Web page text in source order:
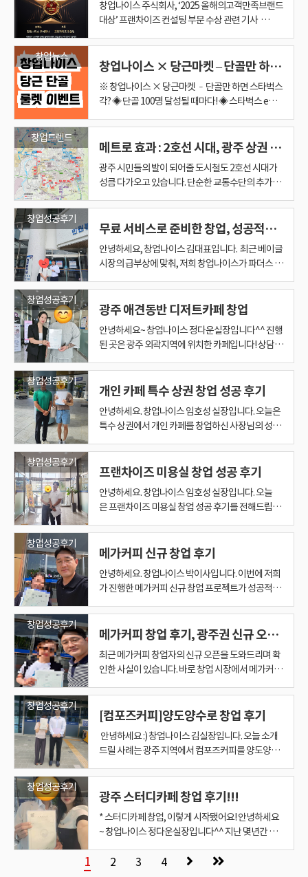
이 맞지 않으면 신중하게 보셔야 한다고 말씀드립니
다. 이번 투썸플레이스 창업 후기에서 배울 점은 무엇
일까? ​ 이번 사례의 핵심은 단순히 저가커피에서 투
썸플레이스로 브랜드를 바꿨다는 것이 아닙니다. ​ 시
장 흐름을 보고, 경쟁 구조를 보고, 자신의 운영 경험
을 바탕으로 방향을 다시 잡았다는 점입니다. ​ 저가커
경쟁 가능성을 고민했습니다. ​ 그 과정에서 투썸플레
이스라는 프리미엄 디저트 카페 브랜드를 보게 되었
의 상권과 매출 데이터를 확인할 수 있는 양도양수를
선택했습니다. ​ 이 흐름은 예비창업자분들에게도 중
요한 메시지를 줍니다. ​ 창업은 감으로 결정하면 안
건, 운영 가능성까지 함께 보고 결정해야 합니다. 투
썸플레이스 창업을 고민한다면 무엇부터 봐야 할까?
​ 투썸플레이스 창업을 고민하신다면 가장 먼저 브랜
만 실제 수익은 내가 들어가는 매장의 조건에서 결정
됩니다. ​ 상권은 어떤지, 기존 매출은 어떤지, 임대료
부담은 적정한지, 인건비 구조는 감당 가능한지, 권
리금은 회수 가능성이 있는지 봐야 합니다. ​ 특히 양
도양수 창업은 기존 매장의 장점과 단점을 정확히 파
악해야 합니다. ​ 좋아 보이는 매장일수록 더 꼼꼼히
리 조언 ​ 처음 창업을 준비하시는 분들도 막막하지
만, 이미 한 번 운영을 경험한 분들도 고민은 많습니
다. ​ 오히려 경험이 있기 때문에 더 현실적으로 보게
됩니다. ​ 이번 20대 여성 창업자분도 그랬습니다. ​ 저
가커피 시장의 빠른 확장을 보면서 장기적인 브랜드
라는 브랜드와 양도양수라는 방식을 함께 검토했습
니다. ​ 저 김대표는 이런 선택이 매우 현실적인 접근
이라고 봅니다. ​ 창업은 무조건 새로 시작하는 것만
고 들어가는 양도양수 창업도 좋은 선택지가 될 수 있
습니다. ​ 투썸플레이스 창업, 카페 양도양수 창업, 저
가커피에서 브랜드 전향 창업을 고민하고 계시다면
혼자 판단하지 않으셨으면 합니다. ​ 창업나이스에서
는 창업자의 상황에 맞는 브랜드와 매장 조건을 함께
검토해드립니다. ​ 좋아 보이는 창업이 아니라, 내가
아드리겠습니다. ​ ​ Q1. 투썸플레이스 창업은 신규 창
업과 양도양수 중 무엇이 더 좋나요? ​ 정답은 창업자
의 상황에 따라 다릅니다. 신규 창업은 처음부터 새롭
기존 상권과 매출 데이터를 확인하고 판단할 수 있다
는 장점이 있습니다. ​ Q2. 저가커피에서 투썸플레이
스로 전향하는 이유는 무엇인가요? ​ 저가커피 시장
의 경쟁이 빠르게 심화되면서 장기적인 브랜드 포지
션을 고민하는 창업자가 늘고 있습니다. 투썸플레이
스는 프리미엄 디저트 카페 이미지가 있어 다른 고객
층을 기대할 수 있습니다. ​ Q3. 양도양수 창업은 안전
한가요? ​ 무조건 안전하다고 볼 수는 없습니다. 기존
를 꼼꼼히 확인해야 합니다. 전문가 검토가 필요한 이
유도 여기에 있습니다. ​ Q4. 투썸플레이스 양도양수
창업 시 가장 먼저 봐야 할 것은 무엇인가요? ​ 가장 먼
저 기존 매장의 매출 흐름과 상권을 봐야 합니다. 그
제 확인해야 하는지, 어떤 결정을 어떤 기준으로 내
려야 하는지, 단계마다 명확했기 때문입니다. 현재,
오픈 이후 성업 중입니다 현재 창업자는 정상적으로
가고 있습니다. 무엇보다 만족스러운 점은 “오픈이
끝이 아니라 시작”이라는 말처럼, 시작부터 흔들리
지 않게 출발할 수 있었다는 부분입니다. 양도양수 창
가커피라도 어떤 매장을, 어떤 조건으로, 어떤 방식
으로 인수하느냐에 따라 운영의 안정감이 달라집니
다. 이번 사례는 창업자가 혼자 판단하기 어려운 구간
을, 창업나이스 박이사의 노하우로 하나씩 정리해가
며 안정적으로 창업을 완성한 케이스라고 볼 수 있습
니다. 메가커피 양도양수를 고민한다면 메가커피는
랜드보다 내 상황에 맞는 매장과 조건을 찾는 것, 그
리고 인수 과정이 안정적으로 진행되는 것입니다. 특
히 직장인 창업자라면 시간과 에너지가 제한적이기
업자는 창업나이스 박이사와 함께하면서 권리금의
적정성부터 인수 과정의 핵심 포인트까지 단계별로
정리했고, 그 결과 불필요한 리스크를 줄이며 안정적
으로 오픈까지 이어갈 수 있었습니다. 처음 시작할 때
가장 중요한 건 “용기”가 아니라 “검증”이고, 마지막
까지 중요한 건 “정보”가 아니라 “진행”입니다. 메가
커피 양도양수를 고민 중이라면, 경험 많은 전문가와
함께 차근차근 확인하고 결정하는 것이 가장 안전한
방법입니다.
계약해 드린 것이 아니라, 누군가의 인생 2막을 안전
하게 열어드렸다는 사실에 저희도 가슴이 뭉클했습
설팅, 아무에게나 맡기면 안 됩니다. ​ 메가커피는 기
존 매장을 인수하는 양도양수뿐만 아니라, 철저한 상
권 분석을 통해 저희가 직접 발굴하고 보유 중인 신규
입점 가능 상권에서의 오픈도 가능합니다. ​ 어떤 방식
을 선택하시든, 경험이 없으면 놓치기 쉬운 법적 문
제부터 운영 노하우까지 창업나이스는 완벽하게 커
하게 연락 주세요. ​ ​ ​ ✅ 창업나이스 보유 자격 • 계약
의 안전을 책임지는 [공인중개사] • 매출을 과학적
으로 예측하는 [상권분석지도사] • 운영의 안정을
돕는 [안심창업관리사] ​ 법적 보호부터 매출 분석, 운
영 관리까지. 모든 자격증을 보유한 전문가가 직접 케
6. 당신의 성공 창업, 지금 문의하세요 "저는 새 가게
를 차리고 싶은데요?" 물론입니다! ​ 양도양수뿐만 아
니라, 신규 입점을 희망하시는 분들을 위해 상권 분
험이 없어도, 나이가 많아도, 아는 것이 없어도 괜찮
습니다. ​ 여러분의 열정만 가져오세요. 나머지는 창업
https://link.inpock.co.kr/chnice ​
서는 "물질적인 후원도 중요하지만, 아이들에게 가
나이스의 이번 방문이 아이들과 직원들에게 큰 힘이
되었다고 전해주셨습니다. 뜻깊은 나눔 활동을 마친
후, 창업나이스 임직원들은 인근 장어 맛집으로 이동
해 단합의 시간을 가졌습니다. 따뜻한 마음을 나누느
라 분주했던 하루를 마무리하며, 영양 가득한 장어로
몸과 마음을 든든하게 채웠습니다. 함께 식사를 하며
오늘 보호소에서 느꼈던 뭉클한 감동을 나누고, 서로
에게 "수고했다"는 격려의 말을 아끼지 않았습니다.
게 지역 사회를 위해 뛰겠다는 의지로 이어졌습니다.
직원들의 활기찬 웃음소리가 가득했던 회식 자리처
럼, 앞으로도 즐거운 마음으로 나눔을 실천하겠습니
어졌듯, 창업나이스는 지역 사회 곳곳에 온기를 전하
는 일을 멈추지 않을 것입니다. 어르신들부터 아이들
에 이르기까지, 세대와 계층을 아우르는 폭넓고 진정
고자 합니다. 창업나이스는 앞으로도 보여주기식의
일회성 행사가 아닌, 지속 가능한 나눔 문화를 정착
시켜 지역 사회와 함께 호흡하고 성장하는 기업이 되
겠습니다. 우리가 심은 나눔의 씨앗이 지역 사회 곳곳
에서 아름다운 열매를 맺을 때까지 노력하겠습니다.
세상의 모든 아이들이 사랑받으며 구김살 없이 자라
밝히는 환한 등불이 될 수 있도록 창업나이스가 늘 곁
에서 함께하겠습니다. 감사합니다.
마무리된 기분 좋은 계약! 두 분 사장님 모두 밝고 좋
은 성격 덕분에 진행하는 동안 즐겁게 함께 할 수 있
었어요. 특히 **신뢰를 바탕으로 항상 꼼꼼하게 서포
저희의 인연은 계약서에 도장을 찍는 것으로 끝이 아
닙니다. 새로운 요아정 사장님 부부가 안정적으로 정
착하실 때까지, 그리고 첫 사업을 성공적으로 이끌
든하게 도와드리겠습니다! 고객님의 소중한 자본과
시간을 지키는 성공창업의 든든한 파트너로서 첫 시
작을 준비하시는 모든 분들이 걱정없이 행복하게 사
업을 시작할 수 있도록 끝까지 함께하겠습니다. 광
주/전라 지역 요아정 등 핫한 프랜차이즈 양도양수는
믿고 맡겨주세요! 창업나이스 김나연 부장에게 문의
하시면, 꼼꼼함과 친절함으로 끝까지 함께하겠습니
다. 김나연 부장의 더 많은 '프리미엄 매물' 정보가 궁
광주/전라 지역의 **수익성 좋은 프랜차이즈 양도양
수 매물**들이 준비되어 있습니다 홈페이지나 블로
그에 공개하지 못하는 **경쟁력 높은 '비공개 특급
다. **광주 지역 프랜차이즈 창업을 고민하신다면,
가장 먼저 김나연 부장에게 문의하세요!** * ▼▼창
업나이스 김부장 블로그에서 더 많은 매물보기▼▼
https://blog.naver.com/hm0242bh
다! 정다운 실장의 마음 순수하면서도 성실한 우리
사장님, 설레는 마음으로 하나하나 준비하는 모습을
상 진심으로 일합니다. 단순한 계약이 아니라, 수많
은 경험을 바탕으로 매칭해 드린 곳에서 "다들 만족
해하며 잘 하고 계시는 모습" 그거 하나 볼 때가 창업
전문가로서 가장 큰 자랑거리이자 보람이거든요. 우
리 청년 사장님! 앞으로 대박 길만 걸으시길 진심으
로 응원합니다! 광주/전남 창업은 정다운 실장과 함
업 / 프랜차이즈 양도양수 / 신규입점 전남 광주 어디
든! 여러분의 상황과 예산에 맞춰 거품은 빼고, 알짜
배기 좋은 곳으로만 확실하게 찾아드립니다. 실패 없
스 정다운 실장을 찾아주세요! 양도양수, 신규창업
관련해서 아래 포스팅으로 들어오시면 자세한 정보
를 알수 있어요!
https://blog.naver.com/haci0305
습니다. ◆ 고객님의 한마디 후기 “카페 창업은 생각
만 하고 있었지, 어디 가서 어떻게 물어보고 시작해
야 할지도 몰랐어요. 그런데 창업나이스에서 딱 맞는
습니다. 준비된 매장을 인수하니 시행착오도 줄고 훨
씬 수월하게 시작할 수 있었어요.” ◆ 메가커피, 왜 선
택했을까? 메가커피는 국민 프랜차이즈 카페 브랜드
✔ 가성비와 트렌디함을 모두 갖춘 메뉴 구성, ✔ 초
보 점주도 쉽게 운영 가능한 표준화된 매뉴얼, ✔ 꾸
준한 본사 프로모션까지 창업 초기에 마케팅과 운영
노하우가 부족한 분들에게 특히 추천되는 브랜드입
니다. ◆ 창업나이스의 제안은 다릅니다 창업나이스
는 단순히 매출만 보고 추천하지 않습니다. ✔ 고객님
의 거리 ✔ 추후 리스크까지 다각도로 분석하고 그에
꼭 맞는 실제 운영 중인 매장을 제안드립니다. 그 결
과, 이번 사례처럼 신규 창업보다 훨씬 더 안정적인
즈 창업을 고민하신다면 이번 사례는 광주 메가커피
매장 인수 사례이지만, 전남(목포, 나주, 화순, 담양,
여수, 순천, 광양)과 전북(전주, 군산, 익산) 등 다양한
지역에서도 양도양수 방식의 창업은 꾸준히 선택되
고 있습니다. 특히 ☞ 실매장 기반 창업 ☞ 시설·상권
검증 완료 ☞ 초기 마케팅 부담↓ ☞ 빠른 수익 구조
안착 이런 장점 덕분에 예비 창업자들 사이에서 가장
현실적인 창업 방식으로 주목받고 있습니다. ◆ 사업
나이스 ◆ 당신의 시작도, 창업나이스와 함께 이 글
을 보고 계신 분도 “언젠가는 나도 내 카페 하나 하고
싶다”는 생각을 한 번쯤 해보셨을지 모릅니다. 그 시
게 편하게 문의주세요. ✔ 광주 메가커피 창업 ✔ 광주
메가커피 양도양수 ✔ 전라권 프랜차이즈 카페 인수
✔ 실매장 기반 창업 컨설팅 가장 현실적이고 안정적
그에서 더 많은 창업사례 확인하기 [창업나이스 김실
장 블로그] https://blog.naver.com/sharpts0777
연 **'저가 커피'**입니다. ​ 하지만, 현실은 생각보다
냉혹합니다. ​ 동네 골목 어귀마다 메가커피, 컴포즈
커피 같은 대형 브랜드가 이미 자리를 꽉 잡고 있으니
는 예산이었습니다. 이 예비 사장님의 창업 자금은 1
억 원도 채 되지 않는 상황이었거든요. ​ 이 예산으로
는 주요 메이저 브랜드를 하기엔 턱없이 부족하고, ​
그렇다고 이름 없는 어중간한 신규 브랜드를 시작하
기엔 폐업의 리스크가 너무 컸습니다. ​ 이도 저도 못
내린 결론은 딱 하나였습니다. ​ "어설픈 신규 창업보
다는, 이미 검증된 브랜드를 싸게 가져옵시다!" ​ 해답
은 '알짜배기 양도양수' 마침 개인 사정으로 인해 급
다. ​ 당시 예산과 상황을 고려했을 때, 이 매장을 인수
하는 것이 가장 현명하고 안전한 방법이었죠. ​ 물론
큰 결정인 만큼 부모님과의 상의도 필요했습니다. ​ 최
종 결정을 앞두고 부모님과 함께 다시 방문해 주셨는
데요. ​ 저를 직접 만나보신 부모님께서 "직접 설명을
들으니 신뢰가 간다"며 흔쾌히 믿고 맡겨주셨습니
할 수 있었죠. ​ ​ 단순히 "매장이 싸게 나와서" 추천드
린 게 절대 아닙니다. ​ 예비 사장님이 평생 모은 돈일
수도, 부모님의 소중한 노후 자금일 수도 있잖아요. ​
수익 구조 정밀 분석 ​ ✔ 향후 상권 변화 예측 ​ ✔ 투자
비 회수 가능성 검증 ​ 이 모든 과정을 거쳐 '확신'이 섰
기에 제안드릴 수 있었습니다. ​ 처음엔 예비 사장님도
고개를 갸웃하셨어요. ​ "던킨? 너무 오래된 브랜드 아
닌가요?" ​ 하지만 창업 전문가의 눈은 다릅니다. 오래
되었다는 건, 그만큼 '검증되었다'는 뜻이거든요. ​ 특
히 사회 경험이 적은 20대 초보 사장님에게 던킨도너
츠는 정말 든든한 방패가 되어줍니다. ​ 치열한 커피
보할 수 있으니까요. ​ 초보 창업자에게 딱 맞았던 3가
지 이유 제가 이 매장을 강력하게 추천해 드린 이유는
명확합니다. ​ ① "빵 굽는 기술? 몰라도 됩니다" ​ 일반
기술자 구하기가 하늘의 별 따기죠. ​ 하지만 던킨은
다릅니다. 대부분 완제품이나 반제품으로 들어옵니
다. ​ 매장에서는 해동하고, 예쁘게 진열만 하면 끝! ​ 초
니다. ​ ② 인건비 다이어트가 가능합니다 ​ 전문 기술
자가 필요 없으니, 인건비 부담이 확 줄어듭니다. ​ 점
주님이 직접 운영하면서 파트타임 알바생 몇 명이면
충분하죠. ​ "내 인건비는 내가 챙긴다"는 의뢰인의 목
표에 딱 맞는 구조였습니다. ​ ③ 커피와 샌드위치로
'매출 쌍끌이' ​ 요즘 던킨은 단순한 도넛 가게가 아닙
커피 매출이 쑥쑥 오르고 있어요. ​ 게다가 아침엔 '핫
샌드위치'를 찾는 직장인 수요 덕분에 오전 매출까지
꽉 잡고 있답니다. ​ 성공적인 창업을 위한 조언 던킨
도너츠 창업이라고 해서 누구에게나 무조건 좋은 것
은 아닙니다. ​ 맞는 상권이 있는 것이고, 그에 맞는 성
즈(Needs)에 따라 선택해야 할 브랜드와 업종, 매장
은 얼마든지 달라질 수 있다는 점, 꼭 기억해 주세요. ​
이번 주인공처럼, 어중간한 신규 창업 대신 철저히
한 선택이 될 수 있습니다. ​ ​ 마무리 하며 기념사진 ​ 매
해도 “프랜차이즈 창업이 궁금하다”는 수준의 막연
어떤 브랜드가 안정적인지 ☞ 초기 투자금은 어느 정
도가 적당한지 ☞ 내가 직접 운영할지, 직원 운영으
로 갈지 그 어떤 것도 정해지지 않은 상태에서 완전히
백지에서 시작한 상담이었기에 저 역시 고객님의 라
이프스타일, 투자 성향, 현실적인 여건까지 하나하나
함께 검토하며 방향을 잡아갔습니다. ■ 투자, 수익,
하게 본 기준은 세 가지였습니다 ① 초기 투자금액
대비 안정성 ② 운영 구조의 효율성 (오토 or 직접 참
여 여부) ③ 거주지와의 거리 – 일상과 병행 가능한
위치인지 수많은 매물 중에서 이 세 가지를 모두 충족
시킨 매장이 바로 컴포즈커피 양도양수 매장이었습
적으로 약 3,000개 이상 매장을 운영 중인 실속형 프
랜차이즈 카페 브랜드입니다. ☞ 창업 비용이 타 브
랜드 대비 합리적이며 ☞ 메뉴 구성, 음료 품질, 고객
높아 초보 창업자나 부업 투자자에게도 부담이 적은
편입니다. 또한, 이번 매장은 · 안정된 상권 · 직원 운
영 구조가 이미 마련된 상태 · 시설상태 우수 라는 조
건까지 갖추고 있어 고객님 입장에서도 “더 이상 고
민할 이유가 없다”고 느끼셨죠. ■ 현장 미팅 후, 빠른
결정 현장 미팅 이후 고객님은 매장 상태, 상권 유입
을 결정하셨습니다. “이만한 조건에 이 정도 투자금
이면, 투자든 부업이든 안 해볼 이유가 없겠더라고
요.” ■ 사장님의 후기 한마디 “창업을 한다는 게 부
인수하니 부담이 확 줄었어요. 상담을 0부터 시작했
지만 김실장님이 방향을 잘 잡아주셔서 결정까지 빠
르게, 후회 없이 진행할 수 있었습니다.” ■ 창업나이
스의 역할은 ‘방향을 잡아주는 일’ 이번 고객님처럼
아직 구체적인 브랜드나 업종을 정하지 못하셨더라
도 괜찮습니다. [창업나이스]에서는 · 투자금 규모 ·
운영 가능 시간 · 거주지 거리 · 직접 운영 vs 오토 운
영 이 모든 요소를 종합적으로 고려해 현실적인 방향
건, “매출이 잘 나온다”는 말보다 “고객님에게 잘 맞
는 매장이냐”는 관점에서 시작하는 것입니다. ■ 전
라권에서도 실매장 인수 문의 많습니다 현재 광주를
라권 지역에서도 프랜차이즈카페 양도양수 문의가
활발히 이어지고 있습니다. · 상권 검증 · 초기 투자
비용 절감 · 빠른 수익 구조 정착 이 세 가지를 중요하
인 대안이 될 수 있습니다. ☎ 상담은 편하게, 시작은
신중하게! 창업은 빠르게 결정하는 게 아니라 현실에
맞게 준비하고, 내 상황에 맞는 구조를 만드는 일입
니다. 상담은 언제든 부담 없이 문의주세요. ‘지금이
아니면 안 된다’가 아니라 ‘지금이라서 더 안정적으
로 시작할 수 있다’는 방향을 함께 찾아드리겠습니
창업 ▶ 실매장 인수 컨설팅 모두 [창업나이스 김실
장]에게 문의주세요 :-) ↓↓ 진심을 다하는 김실장
블로그 둘러보기 ↓↓
https://blog.naver.com/sharpts0777
분이었습니다. 직장생활부터 자영업까지 다양한 길
을 걸어오셨지만 언제나 마음 한 켠엔 '내가 직접 운
영하는, 내가 주인이 되는 공간을 만들어보고 싶
운영해본 경험이 있으셨기에 프랜차이즈 카페의 장
점과 단점, 그리고 창업의 리스크에 대해서 누구보다
현실적으로 판단하셨습니다. ■ 당일 계약까지 이끌
걸음을 멈추게 한 곳이 바로 더벤티 광주OO점이었
습니다. ✔ 깔끔한 매장 컨디션 ✔ 안정적인 상권 유입
✔ 직원 운영 시스템 정착 ✔ 무엇보다 초기 투자비 부
담이 적은 양도양수 매물 현장 미팅 당일, 매장 상태
와 운영 구조, 입지를 직접 확인하신 후 망설임 없이
계약을 결정하셨습니다. “사실 고민은 오래했지만,
어요.” ✅ 양도양수, 왜 만족도가 높을 수밖에 없었을
까? 사장님이 강조하신 부분은 명확했습니다. “양도
양수는 검증된 매장을 인수하는 거잖아요. 매출 흐
름, 고객 반응, 운영 흐름까지 이미 다 확인된 상태니
까 불확실성이 훨씬 적었어요.” 게다가, 신규 창업에
있고 상권도 자리 잡은 상태라 초기 투자 대비 운영
안정성이 높다는 점이 결정적인 선택 요인이었다고
말씀하셨습니다. ■ 광주 및 전라권 프랜차이즈카페,
과 리스크가 높은 시대에 양도양수는 현실적인 창업
전략으로 주목받고 있습니다. 광주를 비롯해 ✅ 나주,
목포, 화순, 담양, 여수, 순천, 광양 등 전라권 주요 지
역에서도 실매장 인수로 창업을 시작하는 분들이 점
점 많아지고 있죠. 양도양수의 장점은 ✔ 상권 검증 ✔
운영 시스템 확보 ✔ 초기 리스크 최소화 이 3박자가
“오랜 시간 고민했던 카페 창업을 이렇게 부담 없이
시작할 수 있을 줄은 몰랐어요. 정말 잘한 선택이었어
요.” ■ 나에게 맞는 창업 방식, 함께 고민해드립니다
모하지 않으려면, 현실적 조건에 맞는 방향을 찾는
일부터 시작해야 합니다. [창업나이스]는 ✔ 예산 ✔
지역 ✔ 브랜드 ✔ 운영 성향 모든 조건을 반영해 실행
가능한 창업 방법을 함께 고민하고 제안해드립니다.
광주 더벤티 창업, 광주 더벤티 양도양수, 전라권 프
랜차이즈카페 실매장 인수에 대해 궁금한 점이 있으
시면 언제든지 편하게 문의주세요. 신뢰로 시작해,
결과로 증명하겠습니다. – 창업나이스 김실장 -
창업나이스 주식회사, ‘2025 올해의고객만족브랜드
대상’ 프랜차이즈 컨설팅 부문 수상 관련 기사
l?idxno=842492 고객 여러분께 깊은 감사의 마음을
담아 기쁜 소식을 전합니다. 저희 창업나이스 주식회
힘입어, 대한민국 최고의 브랜드를 선정하는 '2025
올해의 고객만족브랜드대상'에서 <프랜차이즈 컨설
팅 부문> 대상을 수상하는 영예를 안았습니다. '올해
성장 가치와 서비스 만족도를 평가하고, 엄격하고 공
정한 심사 과정을 통해 각 부문 최고의 브랜드를 선정
하는 권위 있는 시상입니다. 수많은 브랜드가 경쟁하
다는 것은, 창업의 길에 나선 고객 한 분 한 분의 성공
을 위해 헌신해 온 저희 창업나이스의 진심과 전문성
을 공식적으로 인정받았다는 점에서 매우 뜻깊은 결
과입니다. 창업나이스는 '고객 만족'을 넘어 '고객 성
공'을 목표로 합니다. 저희는 단순히 유망한 브랜드
를 중개하는 역할을 넘어, 예비 창업자 개개인의 상
성공 확률이 높은 '최적의 길'을 함께 찾아가는 동반
자가 되고자 노력해왔습니다. 이를 위해 방대한 빅데
이터에 기반한 상권 분석, 급변하는 시장 트렌드 예
측, 각 프랜차이즈 본사의 재무 건전성과 비전까지
다각도로 검토하는 체계적인 컨설팅 시스템을 구축
아닌, 오직 '고객의 성공적인 창업과 안정적인 성
장'이라는 본질에 집중해 온 저희의 경영 철학이 고
객 여러분께 진심으로 가닿았다는 증거라고 생각합
미소와 성공이라는 값진 결실로 돌아와, 이제는 '고
객만족브랜드대상'이라는 영광스러운 이름으로 빛
나게 되었습니다. 최고의 자리에 만족하지 않고, 언
제나 최고의 선택을 약속하겠습니다. 이번 수상에 자
만하지 않고 더 큰 책임감을 느끼며, 대한민국 프랜
차이즈 컨설팅 시장의 새로운 표준을 만들어 나가는
왔듯, 앞으로도 눈앞의 이익이 아닌 고객과의 장기적
인 신뢰 관계를 최우선 가치로 삼겠습니다. 더욱 투명
하고 정확한 정보, 더욱 깊이 있는 분석과 진심 어린
든든하고 신뢰할 수 있는 파트너가 될 것을 약속드립
니다. 이 모든 영광을 저희 창업나이스를 믿고 선택해
주신 모든 고객 여러분께 돌립니다. 여러분의 성공 스
토리가 곧 창업나이스의 역사입니다. 다시 한번 진심
으로 감사드립니다.
창업뉴스
창업나이스 × 당근마켓 – 단골만 하면 스타벅스 각?
※ 창업나이스 × 당근마켓 – 단골만 하면 스타벅스
각? ◈ 단골 100명 달성될 때마다! ◈ 스타벅스 e카
단골 등록하기 ② 소식 게시물 ♡꾹~누르기 ◈ 자동
으로 룰렛 이벤트 참여 완료 ♣ 이벤트 포인트 ◈
록하면 개꿀 ♣혜택 ◈ 스타벅스 커피 1만원권 (총
10명) ◈ 200명 → 또 10명, 300명 → 또 10명… 기
회 무한 반복! ☞ 지금 바로 단골 등록하고, 커피 기회
정하게 추첨되는 룰렛 영상을 공개할 예정입니다. ◈
다 같이 보면서 당첨자 확인해요! 당근 바로가기 링
크 > 단골 맺기 클릭!!
https://www.daangn.com/kr/local-
profile/hd2ubyjoz4ot/
창업트렌드
메트로 효과 : 2호선 시대, 광주 상권 지도의 대격변을 전망하다
광주 시민들의 발이 되어줄 도시철도 2호선 시대가
성큼 다가오고 있습니다. 단순한 교통수단의 추가를
는 광주의 상업 지도를 뿌리부터 뒤흔들 '게임 체인
저'가 될 것입니다. 과연 어떤 상권이 새로운 시대의
서는 현재 광주 상권의 지형을 진단하고, 도시철도 2
호선이라는 거대한 변수가 각 상권에 미칠 영향을 심
층적으로 분석하여 미래의 상업 지도를 예측해보고
는 부도심들의 이야기 미래를 예측하기 위해선 현재
를 알아야 합니다. ​ 지금 광주의 상권은 전통의 구도
심과 현대적 신도심이라는 두 개의 축을 중심으로,
극화되는 양상을 보이고 있습니다. 1.1 저무는 영광,
구도심의 상징: 충장로와 금남로한때 '시내 나간
다'는 말과 동의어였던 충장로와 금남로. 광주를 넘
어 호남 최대 상권의 위용을 자랑했지만,지금은 그
영광이 무색할 정도로 심각한 침체를 겪고 있습니다.
2024년 3분기 기준 중대형 상가 공실률이 24.97%
벅스마저 문을 닫으며 현실을 여실히 보여주었습니
다. ​물론 사업체 수는 여전히 광주에서 가장 많지만,
평균 매출액은 상무지구에 1위 자리를 내주었고,금
남로 상권의 사업체 수는 지난 7년간 17%나 감소하
며 첨단지구에도 밀리는 신세가 되었습니다. 최근
이 다소 줄어드는 긍정적 신호도 있었지만,거대한 하
락의 물결을 되돌리기엔 역부족인 모습입니다. 이러
한 쇠퇴의 근본 원인은 '구조적 불일치'에 있습니다.
의 구조는, 자가용으로 이동해 한곳에서 쇼핑, 식사,
여가를 모두 해결하려는 현대 소비자들의 니즈를 충
족시키지 못했습니다. 넓은 주차장과 복합 기능을 갖
춘 수완지구나 상무지구로 소비자의 발길이 향한 것
은 어쩌면 당연한 결과였습니다. ​ 1.2 기로에 선 기존
강자: 상무지구 광주광역시청을 품고 있는 상무지구
지입니다. 사업체당 평균 매출액이 광주에서 가장 높
을 정도로 막강한 경제력을 자랑하며, 고급 식당가와
유흥 시설을 중심으로 구매력 높은 직장인과 중장년
년을 훌쩍 넘긴 상무지구 역시 '정체'와 '노후화'라는
도전에 직면했습니다. 특히 트렌드에 민감한 2030
젊은 층이 첨단지구나 수완지구로 발길을 돌리면서
'광주의 중심이 첨단으로 넘어갔다'는 말까지 나오고
있습니다. 실제로 중대형 상가는 물론 소규모 상가에
서도 높은 공실률이 나타나는 등, 과거의 활력을 잃
어가고 있다는 신호가 곳곳에서 감지됩니다. 새로운
창업성공후기
무료 서비스로 준비한 창업, 성공적인 신규창업 후기 ft : FATHER’S BAGEL
안녕하세요, 창업나이스 김대표입니다. ​ 최근 베이글
시장의 급부상에 맞춰, 저희 창업나이스가 파더스 베
희의 상권 분석 및 입지 선정 노하우를 바탕으로, 성
공적인 창업을 준비하는 모든 분들께 저희의 서비스
다. ​ 성공적인 창업, 상권 분석에서 시작됩니다 많은
분들이 창업을 꿈꾸지만, 복잡한 시장 상황과 수많은
브랜드 속에서 어디서부터 시작해야 할지 막막해 하
의 쓴맛을 보기도 쉽죠. 저희 창업나이스는 이처럼 중
요한 첫걸음을 떼는 데 있어 가장 든든한 파트너가 되
어 드리고 있습니다. ​ 저희의 탁월한 상권 분석은 단
구, 연령별/소비 성향별 고객층, 주변 경쟁 환경은 물
론이고, 잠재적인 성장 가능성까지 종합적으로 분석
하여 브랜드의 성공 가능성을 높이는 최적의 입지를
찾아내고 있습니다. 그리고 이 모든 상권 분석 의뢰는
언제나 무료로 제공됩니다. ​ 초보 창업자를 위한 '든
든한 동행' 서비스 성공적인 창업은 좋은 입지를 찾
터 까다로운 행정 절차까지, 수많은 난관들이 예비
창업자들을 기다리고 있습니다. 특히 창업이 처음이
신 분들에게는 이 모든 과정이 큰 부담으로 다가올 수
있죠. ​ 저희 창업나이스는 이 모든 과정을 창업자와
동행하며 돕고 있습니다. 수많은 브랜드 오픈 경험을
막고 행정적인 서류 준비를 꼼꼼하게 지원합니다. 덕
분에 창업자분들은 복잡한 서류 작업에 시간을 낭비
하지 않고, 오직 매장 운영과 성공에만 집중할 수 있
희 창업나이스는 창업의 전 과정을 더욱 효율적으로
만들어 드리기 위해 노력합니다. 저희와 협업 중인 등
록된 공인중개사를 통해 임대차계약서 작성까지 원
스톱으로 진행해 드립니다. 상권 분석부터 임대 계약
까지 모든 절차를 한 곳에서 처리함으로써 불필요한
시간과 비용을 절약하고, 더욱 완벽한 조건에서 창업
의 상권 분석을 통해 입지를 결정한 파더스베이글 상
무점은 오는 10월에 오픈 예정입니다. 저희도 오픈
날이 손꼽아 기다려질 만큼, 그곳에서 판매될 맛있는
감사합니다. ​ "안녕하세요, 창업나이스 김대표입니
다. 새로운 시작을 알리는 마음으로 인스타그램을 개
창업성공후기
광주 애견동반 디저트카페 창업
안녕하세요~ 창업나이스 정다운실장입니다^^ 진행
된 곳은 광주 외곽지역에 위치한 카페입니다! 상담과
련 카페 창업에 관심을 가지고 계셨던 분이셨습니다.
그동안 좋은 자리를 찾지 못해 아쉬움이 많으셨는데,
상담 후 긍정적으로 진행하게 되었습니다. 특히 넓은
잔디마당이 매력적인 공간으로, 아이들과 반려견이
마음껏 뛰어놀 수 있어 방문 고객 만족도가 높을 수밖
차별화된 장점과, 운영만 잘 이어가신다면 앞으로 더
크게 성장할 수 있는 가능성이 충분합니다. 현재도 운
영은 안정적으로 이루어지고, 고객 반응도 긍정적입
더해진다면, 반려인들이 찾는 광주의 대표 애견카페
로 자리 잡을 것이라 생각합니다. 무엇보다 이번 고객
님은 강아지를 진심으로 사랑하는 마음이 남다르셨
습니다. 평소에도 좋은 일들을 많이 실천해 오신 분들
이라, 창업을 통해 더 많은 사람들과 따뜻한 에너지
를 나누실 수 있으리라 확신이 들었습니다. 저 역시
실하게 도와드릴 수 있었습니다. 저는 언제나 창업을
단순히 ‘사업’이 아니라 사람의 삶과 꿈을 이어주는
과정이라 생각합니다. 특히 이번처럼 진심 어린 마음
을 가진 분들이 카페를 운영하게 될 때, 단순한 매장
이 아니라 반려견과 사람이 함께 행복할 수 있는 공간
도전을 시작하신 고객님의 앞날에 행운이 가득하길
기원합니다. 그리고 저 역시 창업 과정을 함께한 사람
으로서, 앞으로도 든든한 조력자가 되겠습니다. 광주
카페, 음식점 창업 및 양도양수를 고민하고 계시다면
언제든 상담 가능합니다. 창업의 시작부터 안정적인
운영까지, 발품 팔아가며 직접 확인한 좋은 자리만
소개해드립니다. 창업 관련 문의는 정다운 실장에게
편하게 연락 주시면 됩니다. 여러분의 성공 창업을 진
심으로 응원하겠습니다. 양도양수, 신규창업 관련해
서 아래 포스팅으로 들어오시면 자세한 정보를 알수
창업성공후기
개인 카페 특수 상권 창업 성공 후기
안녕하세요. 창업나이스 임호성 실장입니다. 오늘은
특수 상권에서 개인 카페를 창업하신 사장님의 성공
이번에 함께한 사장님은 “대형 프랜차이즈보다는 나
만의 색깔을 담은 카페를 운영하고 싶다”는 뚜렷한
랜드 인지도라는 ‘간판 효과’가 부족하기 때문에 상
권 분석과 운영 콘셉트의 명확화가 무엇보다 중요한
과제였습니다. 2. 특수 상권의 특징과 준비 과정 하지
서 흔히 말하는 메인 로드(큰길가) 상권이 아닌, 특정
목적을 가진 고객이 모이는 특수 상권을 선택하셨습
니다. 체류 시간이 긴 고객층이 확보되는 입지 사람
특수 상권 카페의 핵심은 "고객이 머물 이유를 제공
하는 것"입니다. 사장님과 함께 이를 반영해 다음과
같은 전략을 세웠습니다. 편안한 좌석 배치: 편안한
체류 시간을 위해 편안한 좌석을 배치 시그니처 메뉴
개발: 객단가 상승과 서비스를 위해‘수제차’와 ‘다양
한 디저트’ 추가 재방문 유도 장치: 스탬프 적립 시스
행정 절차는 철저히 준비해야 합니다. 저는 사장님과
함께 다음 과정을 동행했습니다. 건축물 용도 확인 :
근린생활시설 여부 및 위법 건축물 여부 확인 식품위
생영업 신고 : 관할 보건소 신고 및 위생교육 일정 안
내 사업자 등록 : 오픈 준비 일정과 맞춰 절차 신속 처
도 차질 없이 맞출 수 있었습니다. 5. 성공 요인 정리
이번 개인 카페 창업의 성공 포인트를 정리하면 다음
과 같습니다. 특수 상권의 특성 파악 : 단순 유동 인구
콘셉트 : 다양한 디저트와 수제차를 준비 행정 절차와
창업성공후기
프랜차이즈 미용실 창업 성공 후기
안녕하세요. 창업나이스 임호성 실장입니다. 오늘
은 프랜차이즈 미용실 창업 성공 후기를 전해드립니
경영과 시스템은 체계적인 브랜드의 힘을 빌리고 싶
다”는 매우 현실적인 목표를 갖고 계셨습니다. 이미
셨고, 상권 데이터까지 꼼꼼히 분석하시며 철저하게
준비하셨습니다. 사장님은 상권을 결코 가볍게 보지
않으셨습니다. 무려 일주일 이상 현장 방문과 임장을
생활 인구가 균형을 이루는 주거 상권의 핵심 위치를
선택하셨습니다. 또한 주변 학원가, 대단지 아파트,
피트니스센터 등 고객 동선까지 세밀하게 체크하여
능한 최적의 자리를 확정할 수 있었습니다. 창업 과정
에서는 필수적인 행정 절차와 인허가도 꼼꼼히 진행
했습니다. 건축물 용도 확인: 실제 등기부와 건축물
대장을 확인해 위법건축물 등재 여부 확인과 해소를
도와드렸습니다. 공중위생영업 신고 & 위생교육: 관
할 보건소 절차 및 교육 이수 일정 안내를 도와 드리
자등록: 개점 준비와 동시에 행정 절차를 원활히 마무
리했습니다. 저는 오픈까지 전 과정을 동행하며, “함
께, 끝까지”라는 원칙으로 사장님과 함께했습니다.
그 과정에서 느낀 점은 사장님의 결단력과 실행력이
었고, 저를 믿고 전 과정을 맡겨주셨기에 성공적인
창업을 만들어낼 수 있었습니다. 앞으로도 언제든 편
창업성공후기
메가커피 신규 창업 후기
안녕하세요. 창업나이스 박이사입니다. 이번에 저희
가 진행한 메가커피 신규 창업 프로젝트가 성공적으
입지 선정 창업의 성패는 결국 입지에서 갈린다고 생
각합니다. 저희 창업나이스에서는 유동 인구, 배후
꼼히 분석했습니다. 그 결과, 출근길·점심시간·저녁
시간대에 꾸준한 유동객이 확보되는 지역을 선점했
고, 상권 구조상 안정적인 매출을 기대할 수 있는 입
피 본사의 브랜드 파워와 지원 시스템은 큰 장점이었
습니다. 인테리어, 교육, 초도 물류까지 빠짐없이 체
크하면서 실제 운영 단계에서 리스크를 최소화했습
원 동선과 운영 효율성까지 검증했습니다. 3. 오픈 첫
날 성과 드디어 오픈! 첫날부터 예상보다 많은 고객
이 방문해 주셨고, 매출 또한 초기 예상치를 상회했
습니다. 특히 브랜드 인지도가 높아 처음 방문 고객도
안심하고 주문하는 모습이 인상적이었습니다. 4. 창
업 파트너로서의 뿌듯함 저희 창업나이스는 단순히
점포를 연결하는 데서 멈추지 않고, **“입지 분석 →
창업성공후기
메가커피 창업 후기, 광주권 신규 오픈 상권 확보 중!
최근 메가커피 창업자의 신규 오픈을 도와드리며 확
인한 사실이 있습니다. 바로 창업 시장에서 메가커피
적인 가격, 대용량 메뉴, 안정적인 브랜드 파워 덕분
에 예비 창업자들의 문의가 늘고 있으며, 특히 광주
전히 메가커피 신규 오픈이 가능한 핵심 상권이 남아
있습니다. 유동인구와 소비 패턴이 검증된 자리로,
시간이 지날수록 경쟁으로 기회가 줄어들 수밖에 없
다. ✅ 전문가의 도움이 필요한 이유 상권 분석: 고객
층·방문 패턴·경쟁 브랜드까지 종합 검토 입지 선별:
브랜드 시너지 극대화할 자리 선정 운영 지원: 인테리
면 시행착오를 줄이고 안전하게 창업을 시작할 수 있
창업성공후기
[컴포즈커피]양도양수로 창업 후기
안녕하세요 :) 창업나이스 김실장입니다. 오늘 소개
드릴 사례는 광주 지역에서 컴포즈커피를 양도양수
다. 자녀 교육과 가족 일상에 집중하면서도 자기만의
매장을 운영하고 싶다는 마음으로 시작된 이번 창업
다. ▶30대 여성 고객님의 창업 시작점 처음부터 창
업을 염두에 두고 계셨던 건 아닙니다. 하지만 오래
전부터 ‘언젠가 나만의 카페를 해보고 싶다’는 꿈을
마음속에 품고 계셨고, 자녀들이 초등학생으로 성장
창업성공후기
광주 스터디카페 창업 후기!!!
* 스터디카페 창업, 이렇게 시작됐어요! 안녕하세요
~ 창업나이스 정다운실장입니다^^ 지난 몇년간 다
분은 정말 특별한 분이셨어요. 이미 여러 사업을 경험
1 2 3 4